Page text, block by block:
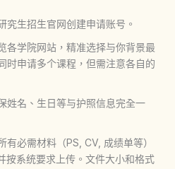
究生招生官网创建申请账号。
各学院网站，精准选择与你背景最
时申请多个课程，但需注意各自的
姓名、生日等与护照信息完全一
有必需材料（PS, CV, 成绩单等）
按系统要求上传。文件大小和格式